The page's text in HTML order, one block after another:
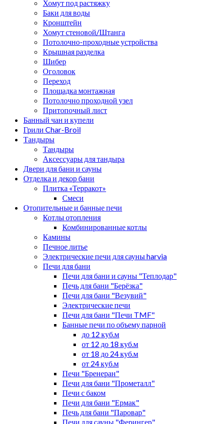
Хомут под растяжку
Баки для воды
Кронштейн
Хомут стеновой/Штанга
Потолочно-проходные устройства
Крышная разделка
Шибер
Оголовок
Переход
Площадка монтажная
Потолочно проходной узел
Притопочный лист
Банный чан и купели
Грили Char-Broil
Тандыры
Тандыры
Аксессуары для тандыра
Двери для бани и сауны
Отделка и декор бани
Плитка «Терракот»
Смеси
Отопительные и банные печи
Котлы отопления
Комбинированные котлы
Камины
Печное литье
Электрические печи для сауны harvia
Печи для бани
Печи для бани и сауны "Теплодар"
Печь для бани "Берёзка"
Печи для бани "Везувий"
Электрические печи
Печи для бани "Печи TMF"
Банные печи по объему парной
до 12 куб.м
от 12 до 18 куб.м
от 18 до 24 куб.м
от 24 куб.м
Печи "Бренеран"
Печи для бани "Прометалл"
Печи с баком
Печи для бани "Ермак"
Печь для бани "Паровар"
Печи для сауны "Ферингер"